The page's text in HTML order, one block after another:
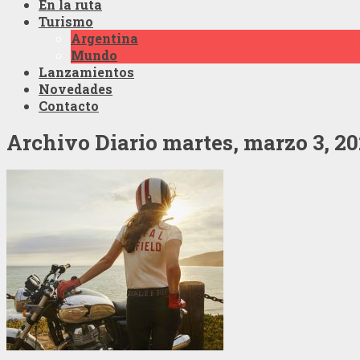
En la ruta
Turismo
Argentina
Mundo
Lanzamientos
Novedades
Contacto
Archivo Diario martes, marzo 3,